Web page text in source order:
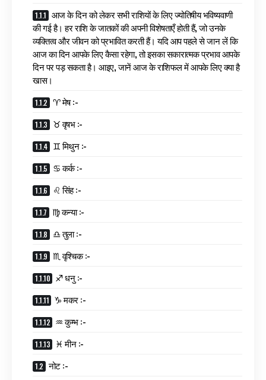
आज के दिन को लेकर सभी राशियों के लिए ज्योतिषीय भविष्यवाणी
की गई है। हर राशि के जातकों की अपनी विशेषताएँ होती हैं, जो उनके
व्यक्तित्व और जीवन को प्रभावित करती हैं। यदि आप पहले से जान लें कि
आज का दिन आपके लिए कैसा रहेगा, तो इसका सकारात्मक प्रभाव आपके
दिन पर पड़ सकता है। आइए, जानें आज के राशिफल में आपके लिए क्या है
खास।
♈ मेष :-
♉ वृषभ :-
♊ मिथुन :-
♋ कर्क :-
♌ सिंह :-
♍ कन्या :-
♎ तुला :-
♏ वृश्चिक :-
♐ धनु :-
♑ मकर :-
♒ कुम्भ :-
♓ मीन :-
नोट :-